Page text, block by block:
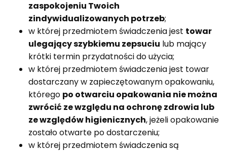
zaspokojeniu Twoich
zindywidualizowanych potrzeb;
w której przedmiotem świadczenia jest towar
ulegający szybkiemu zepsuciu lub mający
krótki termin przydatności do użycia;
w której przedmiotem świadczenia jest towar
dostarczany w zapieczętowanym opakowaniu,
którego po otwarciu opakowania nie można
zwrócić ze względu na ochronę zdrowia lub
ze względów higienicznych, jeżeli opakowanie
zostało otwarte po dostarczeniu;
w której przedmiotem świadczenia są